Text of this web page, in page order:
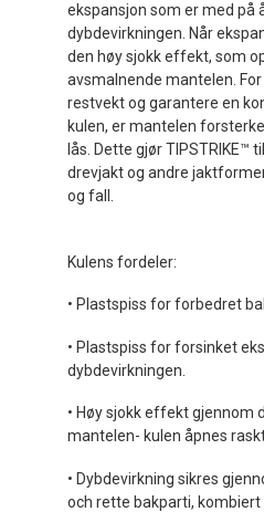
ekspansjon som er med på
dybdevirkningen. Når
den høy sjokk effekt, som
avsmalnende mantelen.
restvekt og garantere en
kulen, er mantelen
lås. Dette gjør TIPSTRIKE™
drevjakt og andre
og fall.
Kulens fordeler:
• Plastspiss for forbedret
• Plastspiss for forsinket
dybdevirkningen.
• Høy sjokk effekt gjennom
mantelen- kulen åpnes
• Dybdevirkning sikres
och rette bakparti, kombiert